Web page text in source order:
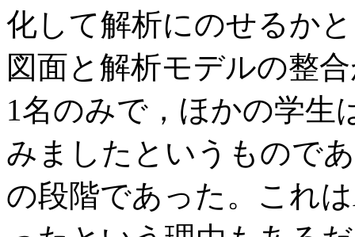
化して解析にのせるか
図面と解析モデルの整
1名のみで，ほかの学生
みましたというもので
の段階であった。これ